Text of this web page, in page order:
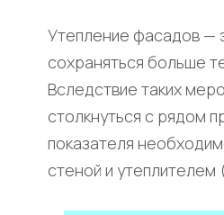
Утепление фасадов —
сохраняться больше
Вследствие таких
столкнуться с рядом
показателя
стеной и утеплителем